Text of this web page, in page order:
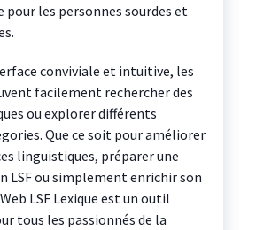
pour les personnes sourdes et
conviviale et intuitive, les
facilement rechercher des
ou explorer différents
Que ce soit pour améliorer
linguistiques, préparer une
LSF ou simplement enrichir son
LSF Lexique est un outil
tous les passionnés de la